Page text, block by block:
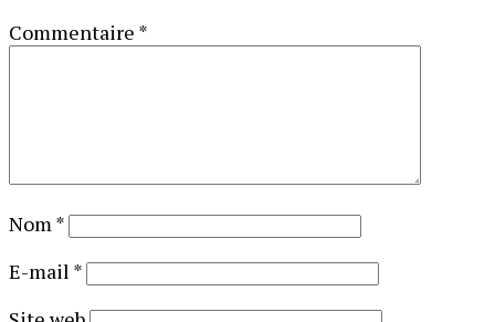
Commentaire *
Nom *
E-mail *